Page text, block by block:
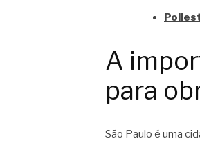
A
para
São Paulo é uma